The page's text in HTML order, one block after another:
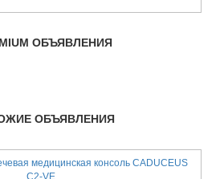
ОБЪЯВЛЕНИЯ
ОБЪЯВЛЕНИЯ